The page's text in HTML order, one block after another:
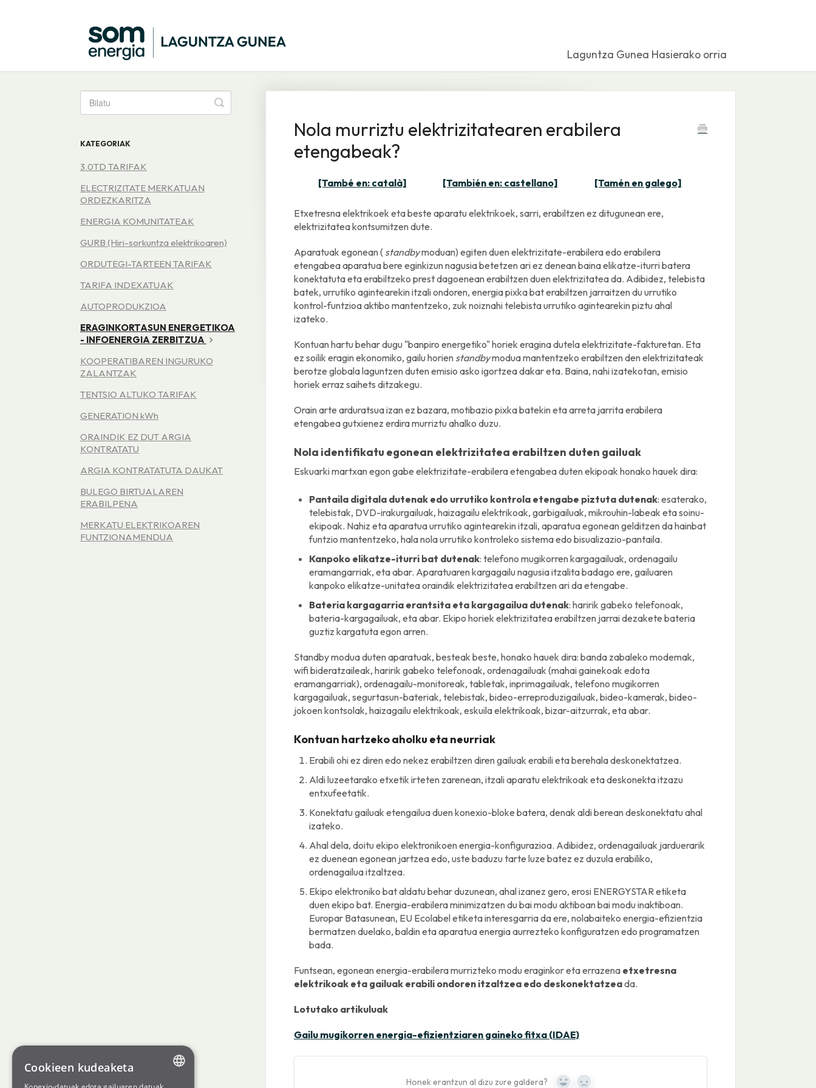
Laguntza Gunea Hasierako orria
Nola murriztu elektrizitatearen erabilera
etengabeak?
[També en: català] [También en: castellano] [Tamén en galego]
Etxetresna elektrikoek eta beste aparatu elektrikoek, sarri, erabiltzen ez ditugunean ere,
elektrizitatea kontsumitzen dute.
Aparatuak egonean ( standbymoduan) egiten duen elektrizitate-erabilera edo erabilera
etengabea aparatua bere eginkizun nagusia betetzen ari ez denean baina elikatze-iturri batera
konektatuta eta erabiltzeko prest dagoenean erabiltzen duen elektrizitatea da. Adibidez, telebista
batek, urrutiko agintearekin itzali ondoren, energia pixka bat erabiltzen jarraitzen du urrutiko
kontrol-funtzioa aktibo mantentzeko, zuk noiznahi telebista urrutiko agintearekin piztu ahal
izateko.
Kontuan hartu behar dugu "banpiro energetiko" horiek eragina dutela elektrizitate-fakturetan. Eta
ez soilik eragin ekonomiko, gailu horien standbymodua mantentzeko erabiltzen den elektrizitateak
berotze globala laguntzen duten emisio asko igortzea dakar eta. Baina, nahi izatekotan, emisio
horiek erraz saihets ditzakegu.
Orain arte arduratsua izan ez bazara, motibazio pixka batekin eta arreta jarrita erabilera
etengabea gutxienez erdira murriztu ahalko duzu.
Nola identifikatu egonean elektrizitatea erabiltzen duten gailuak
Eskuarki martxan egon gabe elektrizitate-erabilera etengabea duten ekipoak honako hauek dira:
Pantaila digitala dutenak edo urrutiko kontrola etengabe piztuta dutenak: esaterako,
telebistak, DVD-irakurgailuak, haizagailu elektrikoak, garbigailuak, mikrouhin-labeak eta soinu-
ekipoak. Nahiz eta aparatua urrutiko agintearekin itzali, aparatua egonean gelditzen da hainbat
funtzio mantentzeko, hala nola urrutiko kontroleko sistema edo bisualizazio-pantaila.
Kanpoko elikatze-iturri bat dutenak: telefono mugikorren kargagailuak, ordenagailu
eramangarriak, eta abar. Aparatuaren kargagailu nagusia itzalita badago ere, gailuaren
kanpoko elikatze-unitatea oraindik elektrizitatea erabiltzen ari da etengabe.
Bateria kargagarria erantsita eta kargagailua dutenak: haririk gabeko telefonoak,
bateria-kargagailuak, eta abar. Ekipo horiek elektrizitatea erabiltzen jarrai dezakete bateria
guztiz kargatuta egon arren.
Standby modua duten aparatuak, besteak beste, honako hauek dira: banda zabaleko modemak,
wifi bideratzaileak, haririk gabeko telefonoak, ordenagailuak (mahai gainekoak edota
eramangarriak), ordenagailu-monitoreak, tabletak, inprimagailuak, telefono mugikorren
kargagailuak, segurtasun-bateriak, telebistak, bideo-erreproduzigailuak, bideo-kamerak, bideo-
jokoen kontsolak, haizagailu elektrikoak, eskuila elektrikoak, bizar-aitzurrak, eta abar.
Kontuan hartzeko aholku eta neurriak
Erabili ohi ez diren edo nekez erabiltzen diren gailuak erabili eta berehala deskonektatzea.
Aldi luzeetarako etxetik irteten zarenean, itzali aparatu elektrikoak eta deskonekta itzazu
entxufeetatik.
Konektatu gailuak etengailua duen konexio-bloke batera, denak aldi berean deskonektatu ahal
izateko.
Ahal dela, doitu ekipo elektronikoen energia-konfigurazioa. Adibidez, ordenagailuak jarduerarik
ez duenean egonean jartzea edo, uste baduzu tarte luze batez ez duzula erabiliko,
ordenagailua itzaltzea.
Ekipo elektroniko bat aldatu behar duzunean, ahal izanez gero, erosi ENERGYSTAR etiketa
duen ekipo bat. Energia-erabilera minimizatzen du bai modu aktiboan bai modu inaktiboan.
Europar Batasunean, EU Ecolabel etiketa interesgarria da ere, nolabaiteko energia-efizientzia
bermatzen duelako, baldin eta aparatua energia aurrezteko konfiguratzen edo programatzen
bada.
Funtsean, egonean energia-erabilera murrizteko modu eraginkor eta errazena etxetresna
elektrikoak eta gailuak erabili ondoren itzaltzea edo deskonektatzeada.
Lotutako artikuluak
Gailu mugikorren energia-efizientziaren gaineko fitxa (IDAE)
Honek erantzun al dizu zure galdera?
Toggle
Search
KATEGORIAK
3.0TD TARIFAK
ELECTRIZITATE MERKATUAN
ORDEZKARITZA
ENERGIA KOMUNITATEAK
GURB (Hiri-sorkuntza elektrikoaren)
ORDUTEGI-TARTEEN TARIFAK
TARIFA INDEXATUAK
AUTOPRODUKZIOA
ERAGINKORTASUN ENERGETIKOA
- INFOENERGIA ZERBITZUA
KOOPERATIBAREN INGURUKO
ZALANTZAK
TENTSIO ALTUKO TARIFAK
GENERATION kWh
ORAINDIK EZ DUT ARGIA
KONTRATATU
ARGIA KONTRATATUTA DAUKAT
BULEGO BIRTUALAREN
ERABILPENA
MERKATU ELEKTRIKOAREN
FUNTZIONAMENDUA
Cookieen kudeaketa